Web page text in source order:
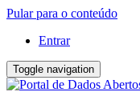
Pular para o conteúdo
Entrar
Toggle navigation